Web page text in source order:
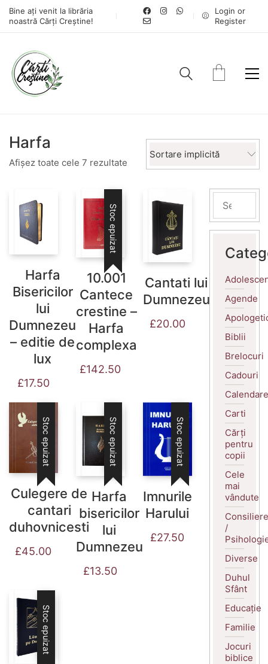
Bine ați venit la librăria
noastră Cărți Creștine!
Login or
Register
Harfa
Afișez toate cele 7 rezultate
Sortare implicită
Harfa
Bisericilor
lui
Dumnezeu
– editie de
lux
£17.50
Stoc epuizat
10.001
Cantece
crestine –
Harfa
complexa
£142.50
Cantati lui
Dumnezeu
£20.00
Stoc epuizat
Culegere de
cantari
duhovnicesti
£45.00
Stoc epuizat
Harfa
bisericilor
lui
Dumnezeu
£13.50
Stoc epuizat
Imnurile
Harului
£27.50
Stoc epuizat
Agende
Biblii
Brelocuri
Cadouri
Calendare
Carti
Cărți
pentru
copii
Cele
mai
vândute
Consiliere
/
Diverse
Duhul
Sfânt
Educație
Familie
Jocuri
biblice